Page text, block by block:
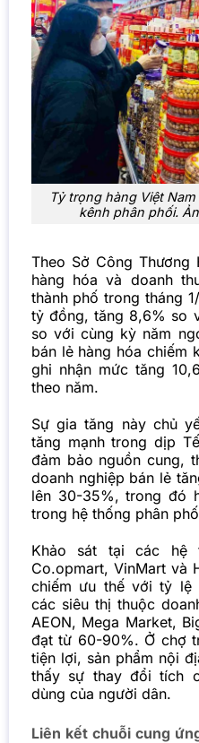
Tỷ trọng hàng Việt
kênh phân phối.
Theo Sở Công
hàng hóa và doanh
thành phố trong tháng
tỷ đồng, tăng 8,6% so
so với cùng kỳ năm
bán lẻ hàng hóa chiếm
ghi nhận mức tăng
theo năm.
Sự gia tăng này chủ
tăng mạnh trong dịp
đảm bảo nguồn cung,
doanh nghiệp bán lẻ
lên 30-35%, trong đó
trong hệ thống phân
Khảo sát tại các hệ
Co.opmart, VinMart và
chiếm ưu thế với tỷ lệ
các siêu thị thuộc
AEON, Mega Market,
đạt từ 60-90%. Ở chợ
tiện lợi, sản phẩm nội
thấy sự thay đổi tích
dùng của người dân.
Liên kết chuỗi cung